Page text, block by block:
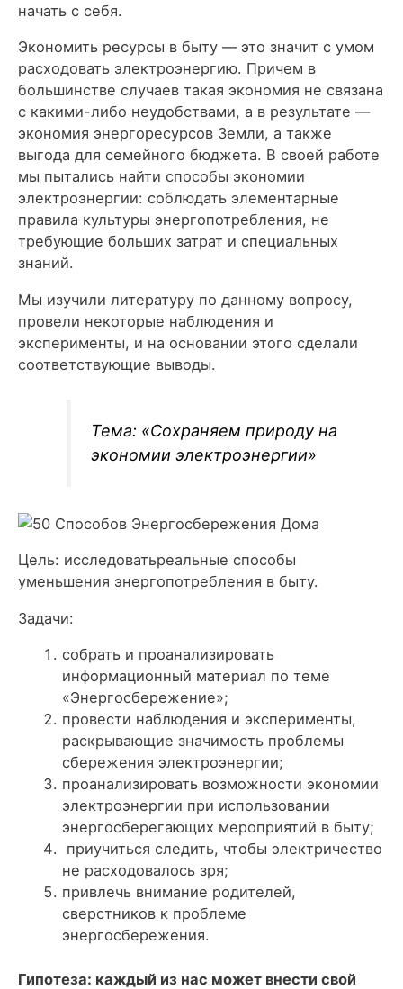
начать с себя.
Экономить ресурсы в быту — это значит с умом
расходовать электроэнергию. Причем в
большинстве случаев такая экономия не связана
с какими-либо неудобствами, а в результате —
экономия энергоресурсов Земли, а также
выгода для семейного бюджета. В своей работе
мы пытались найти способы экономии
электроэнергии: соблюдать элементарные
правила культуры энергопотребления, не
требующие больших затрат и специальных
знаний.
Мы изучили литературу по данному вопросу,
провели некоторые наблюдения и
эксперименты, и на основании этого сделали
соответствующие выводы.
Тема: «Сохраняем природу на
экономии электроэнергии»
Цель: исследоватьреальные способы
уменьшения энергопотребления в быту.
Задачи:
собрать и проанализировать
информационный материал по теме
«Энергосбережение»;
провести наблюдения и эксперименты,
раскрывающие значимость проблемы
сбережения электроэнергии;
проанализировать возможности экономии
электроэнергии при использовании
энергосберегающих мероприятий в быту;
приучиться следить, чтобы электричество
не расходовалось зря;
привлечь внимание родителей,
сверстников к проблеме
энергосбережения.
Гипотеза: каждый из нас может внести свой